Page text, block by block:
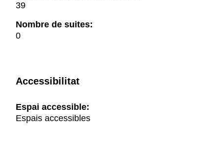
39
Nombre de suites:
0
Accessibilitat
Espai accessible:
Espais accessibles